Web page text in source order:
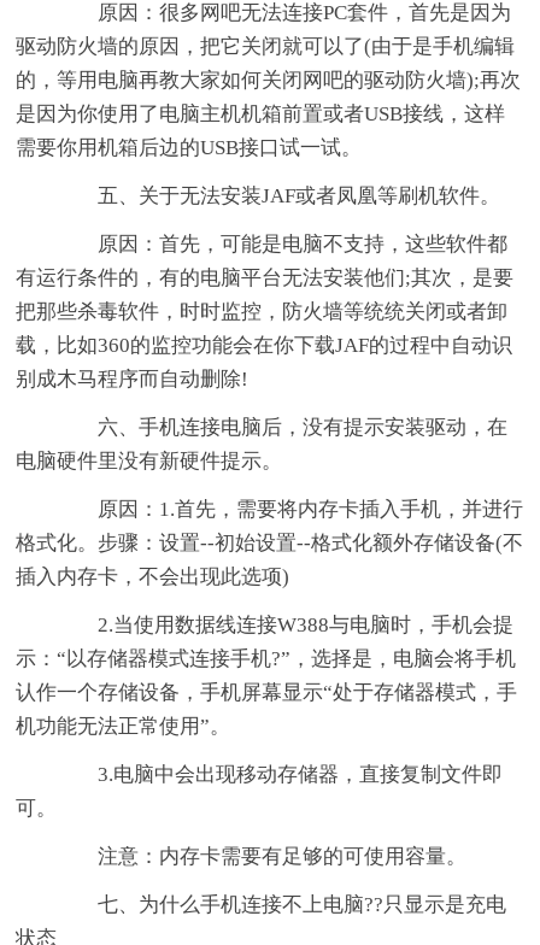
原因：很多网吧无法连接PC套件，首先是因为
驱动防火墙的原因，把它关闭就可以了(由于是手机编辑
的，等用电脑再教大家如何关闭网吧的驱动防火墙);再次
是因为你使用了电脑主机机箱前置或者USB接线，这样
需要你用机箱后边的USB接口试一试。
五、关于无法安装JAF或者凤凰等刷机软件。
原因：首先，可能是电脑不支持，这些软件都
有运行条件的，有的电脑平台无法安装他们;其次，是要
把那些杀毒软件，时时监控，防火墙等统统关闭或者卸
载，比如360的监控功能会在你下载JAF的过程中自动识
别成木马程序而自动删除!
六、手机连接电脑后，没有提示安装驱动，在
电脑硬件里没有新硬件提示。
原因：1.首先，需要将内存卡插入手机，并进行
格式化。步骤：设置--初始设置--格式化额外存储设备(不
插入内存卡，不会出现此选项)
2.当使用数据线连接W388与电脑时，手机会提
示：“以存储器模式连接手机?”，选择是，电脑会将手机
认作一个存储设备，手机屏幕显示“处于存储器模式，手
机功能无法正常使用”。
3.电脑中会出现移动存储器，直接复制文件即
可。
注意：内存卡需要有足够的可使用容量。
七、为什么手机连接不上电脑??只显示是充电
状态